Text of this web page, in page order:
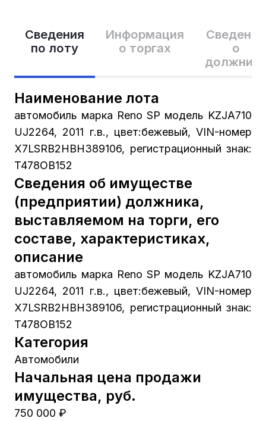
Сведения
по лоту
Информация
о торгах
Сведения
о
Наименование лота
автомобиль марка Reno SP модель KZJA710
UJ2264, 2011 г.в., цвет:бежевый, VIN-номер
X7LSRB2HBH389106, регистрационный знак:
T478OB152
Сведения об имуществе
(предприятии) должника,
выставляемом на торги, его
составе, характеристиках,
описание
автомобиль марка Reno SP модель KZJA710
UJ2264, 2011 г.в., цвет:бежевый, VIN-номер
X7LSRB2HBH389106, регистрационный знак:
T478OB152
Категория
Автомобили
Начальная цена продажи
имущества, руб.
750 000 ₽